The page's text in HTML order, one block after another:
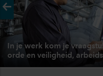
Vorige
In je werk kom je
orde en veiligheid,